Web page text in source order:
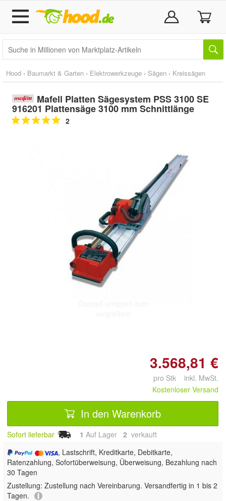
Hood › Baumarkt & Garten › Elektrowerkzeuge › Sägen › Kreissägen
Mafell Platten Sägesystem PSS 3100 SE
916201 Plattensäge 3100 mm Schnittlänge
2
3.568,81 €
pro Stk inkl. MwSt.
Kostenloser Versand
In den Warenkorb
Sofort lieferbar 1 Auf Lager 2 verkauft
, Lastschrift, Kreditkarte, Debitkarte,
Ratenzahlung, Sofortüberweisung, Überweisung, Bezahlung nach
30 Tagen
Zustellung: Zustellung nach Vereinbarung. Versandfertig in 1 bis 2
Tagen.